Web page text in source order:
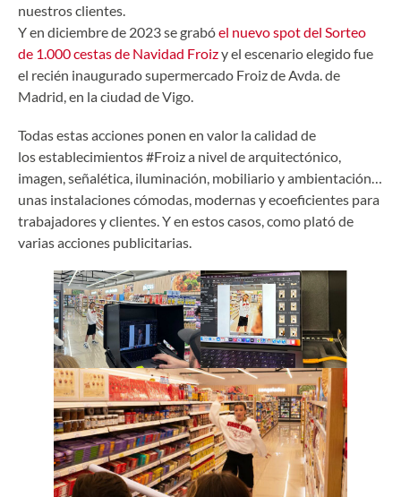
nuestros clientes.
Y en diciembre de 2023 se grabóel nuevo spot del Sorteo
de 1.000 cestas de Navidad Froizy el escenario elegido fue
el recién inaugurado supermercado Froiz de Avda. de
Madrid, en la ciudad de Vigo.
Todas estas acciones ponen en valor la calidad de
los establecimientos #Froiz a nivel de arquitectónico,
imagen, señalética, iluminación, mobiliario y ambientación…
unas instalaciones cómodas, modernas y ecoeficientes para
trabajadores y clientes. Y en estos casos, como plató de
varias acciones publicitarias.